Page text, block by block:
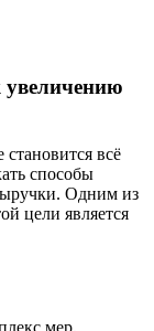
увеличению
всё
способы
Одним из
цели является
мер,